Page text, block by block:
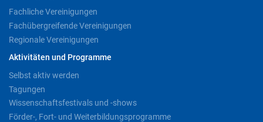
Fachliche Vereinigungen
Fachübergreifende Vereinigungen
Regionale Vereinigungen
Aktivitäten und Programme
Selbst aktiv werden
Tagungen
Wissenschaftsfestivals und -shows
Förder-, Fort- und Weiterbildungsprogramme